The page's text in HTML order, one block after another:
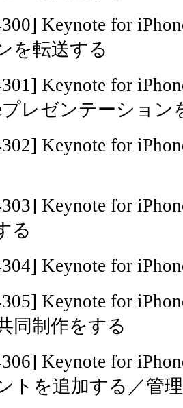
] Keynote for
を転送する
] Keynote for
プレゼンテーション
] Keynote for
] Keynote for
る
] Keynote for
] Keynote for
同制作をする
] Keynote for
トを追加する／管